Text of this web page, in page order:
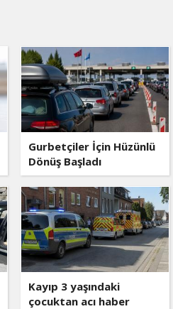
Gurbetçiler İçin Hüzünlü
Dönüş Başladı
Kayıp 3 yaşındaki
çocuktan acı haber